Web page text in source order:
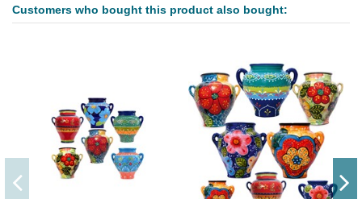
Customers who bought this product also bought: